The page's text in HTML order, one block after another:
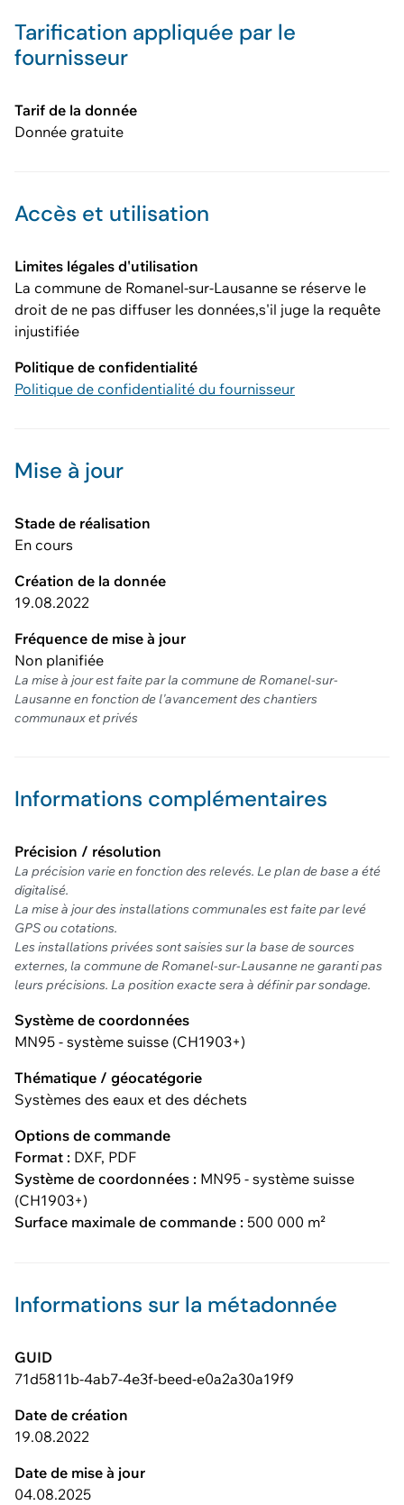
Tarification appliquée par le
fournisseur
Tarif de la donnée
Donnée gratuite
Accès et utilisation
Limites légales d'utilisation
La commune de Romanel-sur-Lausanne se réserve le
droit de ne pas diffuser les données,s'il juge la requête
injustifiée
Politique de confidentialité
Politique de confidentialité du fournisseur
Mise à jour
Stade de réalisation
En cours
Création de la donnée
19.08.2022
Fréquence de mise à jour
Non planifiée
La mise à jour est faite par la commune de Romanel-sur-
Lausanne en fonction de l'avancement des chantiers
communaux et privés
Informations complémentaires
Précision / résolution
La précision varie en fonction des relevés. Le plan de base a été
digitalisé.
La mise à jour des installations communales est faite par levé
GPS ou cotations.
Les installations privées sont saisies sur la base de sources
externes, la commune de Romanel-sur-Lausanne ne garanti pas
leurs précisions. La position exacte sera à définir par sondage.
Système de coordonnées
MN95 - système suisse (CH1903+)
Thématique / géocatégorie
Systèmes des eaux et des déchets
Options de commande
Format : DXF, PDF
Système de coordonnées : MN95 - système suisse
(CH1903+)
Surface maximale de commande : 500 000 m²
Informations sur la métadonnée
GUID
71d5811b-4ab7-4e3f-beed-e0a2a30a19f9
Date de création
19.08.2022
Date de mise à jour
04.08.2025